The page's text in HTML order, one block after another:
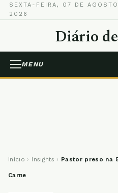
SEXTA-FEIRA, 07 DE
2026
Diário de
MENU
Início › Insights › Pastor preso na
Carne